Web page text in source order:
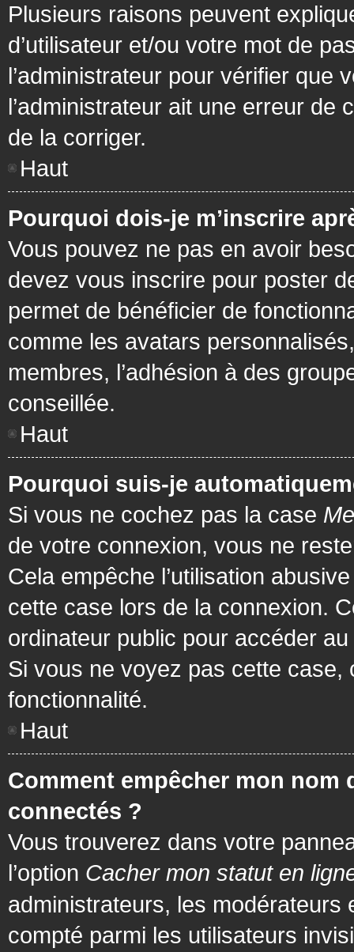
Plusieurs raisons peuvent
d’utilisateur et/ou votre mot de
l’administrateur pour vérifier que
l’administrateur ait une erreur de
de la corriger.
Haut
Pourquoi dois-je m’inscrire
Vous pouvez ne pas en avoir
devez vous inscrire pour poster
permet de bénéficier de
comme les avatars
membres, l’adhésion à des
conseillée.
Haut
Pourquoi suis-je
Si vous ne cochez pas la case
de votre connexion, vous ne
Cela empêche l’utilisation
cette case lors de la connexion.
ordinateur public pour accéder
Si vous ne voyez pas cette case,
fonctionnalité.
Haut
Comment empêcher mon nom
connectés ?
Vous trouverez dans votre
l’option Cacher mon statut en
administrateurs, les
compté parmi les utilisateurs